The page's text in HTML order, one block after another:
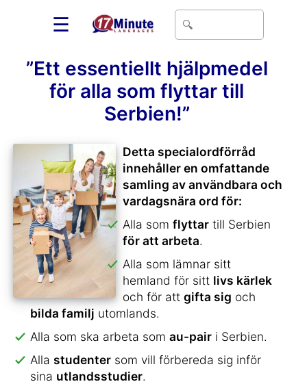
☰
”Ett essentiellt hjälpmedel
för alla som flyttar till
Serbien!”
Detta specialordförråd
innehåller en omfattande
samling av användbara och
vardagsnära ord för:
Alla som flyttar till Serbien
för att arbeta.
Alla som lämnar sitt
hemland för sitt livs kärlek
och för att gifta sig och
bilda familj utomlands.
Alla som ska arbeta som au-pair i Serbien.
Alla studenter som vill förbereda sig inför
sina utlandsstudier.